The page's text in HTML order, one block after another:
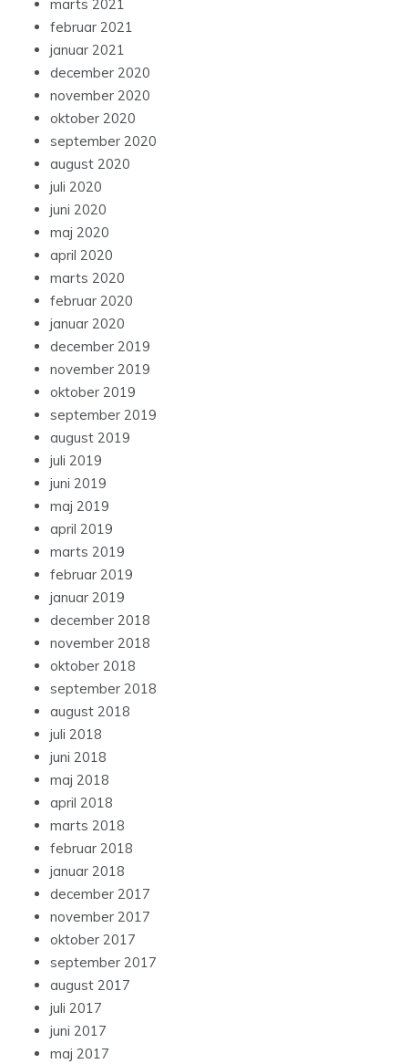
marts 2021
februar 2021
januar 2021
december 2020
november 2020
oktober 2020
september 2020
august 2020
juli 2020
juni 2020
maj 2020
april 2020
marts 2020
februar 2020
januar 2020
december 2019
november 2019
oktober 2019
september 2019
august 2019
juli 2019
juni 2019
maj 2019
april 2019
marts 2019
februar 2019
januar 2019
december 2018
november 2018
oktober 2018
september 2018
august 2018
juli 2018
juni 2018
maj 2018
april 2018
marts 2018
februar 2018
januar 2018
december 2017
november 2017
oktober 2017
september 2017
august 2017
juli 2017
juni 2017
maj 2017